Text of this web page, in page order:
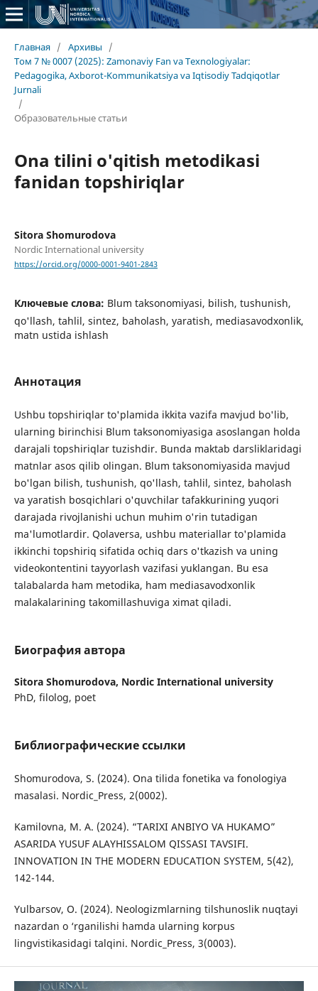
Главная / Архивы
/
Том 7 № 0007 (2025): Zamonaviy Fan va Texnologiyalar:
Pedagogika, Axborot-Kommunikatsiya va Iqtisodiy Tadqiqotlar
Jurnali
/
Образовательные статьи
Ona tilini o'qitish metodikasi
fanidan topshiriqlar
Sitora Shomurodova
Nordic International university
https://orcid.org/0000-0001-9401-2843
Ключевые слова: Blum taksonomiyasi, bilish, tushunish,
qo'llash, tahlil, sintez, baholash, yaratish, mediasavodxonlik,
matn ustida ishlash
Аннотация
Ushbu topshiriqlar to'plamida ikkita vazifa mavjud bo'lib,
ularning birinchisi Blum taksonomiyasiga asoslangan holda
darajali topshiriqlar tuzishdir. Bunda maktab darsliklaridagi
matnlar asos qilib olingan. Blum taksonomiyasida mavjud
bo'lgan bilish, tushunish, qo'llash, tahlil, sintez, baholash
va yaratish bosqichlari o'quvchilar tafakkurining yuqori
darajada rivojlanishi uchun muhim o'rin tutadigan
ma'lumotlardir. Qolaversa, ushbu materiallar to'plamida
ikkinchi topshiriq sifatida ochiq dars o'tkazish va uning
videokontentini tayyorlash vazifasi yuklangan. Bu esa
talabalarda ham metodika, ham mediasavodxonlik
malakalarining takomillashuviga ximat qiladi.
Биография автора
Sitora Shomurodova, Nordic International university
PhD, filolog, poet
Библиографические ссылки
Shomurodova, S. (2024). Ona tilida fonetika va fonologiya
masalasi. Nordic_Press, 2(0002).
Kamilovna, M. A. (2024). “TARIXI ANBIYO VA HUKAMO”
ASARIDA YUSUF ALAYHISSALOM QISSASI TAVSIFI.
INNOVATION IN THE MODERN EDUCATION SYSTEM, 5(42),
142-144.
Yulbarsov, O. (2024). Neologizmlarning tilshunoslik nuqtayi
nazardan o ‘rganilishi hamda ularning korpus
lingvistikasidagi talqini. Nordic_Press, 3(0003).